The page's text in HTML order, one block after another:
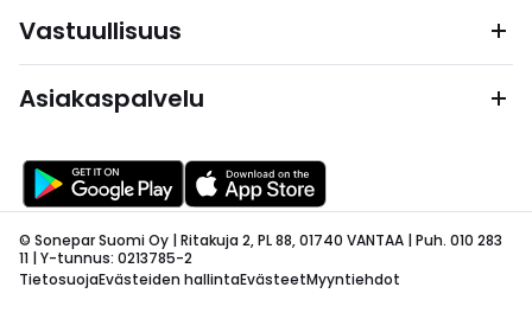
Vastuullisuus
Asiakaspalvelu
© Sonepar Suomi Oy | Ritakuja 2, PL 88, 01740 VANTAA | Puh. 010 283
11 | Y-tunnus: 0213785-2
TietosuojaEvästeiden hallintaEvästeetMyyntiehdot